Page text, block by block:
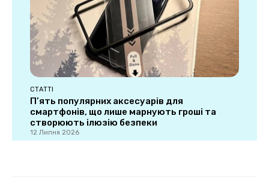
СТАТТІ
П’ять популярних аксесуарів для
смартфонів, що лише марнують гроші та
створюють ілюзію безпеки
12 Липня 2026